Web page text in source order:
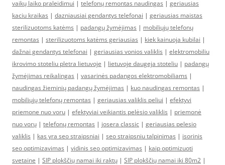
vaikų laiko praleidimui | telefonų remontas naudingas | geriausias
kaciu kraikas | dazniausiai gendantys telefonai | geriausias maistas
sterilizuotoms katėms | padangų žymėjimas | mobiliųjų telefonų
remontas | sterilizuotoms katėms geriausias | kiek kainuoja kubilai |
dažnai gendantys telefonai | geriausias vonios valiklis | elektromobiliu
ikrovimo stoteliu pletra lietuvoje | lietuvoje daugeja stoteliu | padangų
žymėjimas reikalingas | vasarinės padangos elektromobiliams |
naudingas žieminių padangų žymėjimas | kuo naudingas remontas |
mobiliųjų telefonų remontas | geriausias valiklis peliui | efektyvi
priemone nuo voru | efektyviai veikiantis pelėsio valiklis | priemonė
nuo vorų | telefonų remontas | josera classic | geriausias pelesio
valiklis | kas yra seo straipsniai | seo straipsniu talpinimas | isorinis
seo optimizavimas | vidinis seo optimizavimas | kaip optimizuoti
svetaine | SIP plokščių namai iki raktų | SIP plokščių namai iki 80m2 |